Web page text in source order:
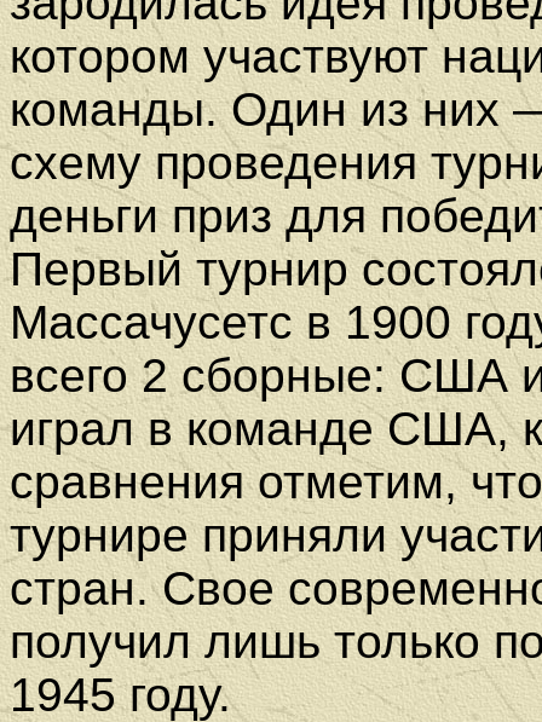
котором участвуют
команды. Один из них
схему проведения
деньги приз для
Первый турнир
Массачусетс в 1900
всего 2 сборные: США
играл в команде США,
сравнения отметим,
турнире приняли
стран. Свое
получил лишь только
1945 году.